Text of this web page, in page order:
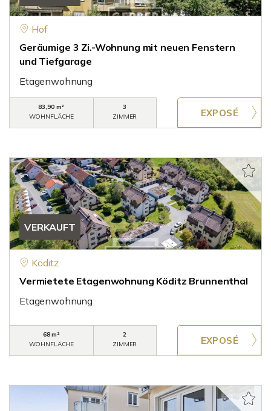
Hof
Geräumige 3 Zi.-Wohnung mit neuen Fenstern
und Tiefgarage
Etagenwohnung
83,90 m²
WOHNFLÄCHE
3
ZIMMER
VERKAUFT
Köditz
Vermietete Etagenwohnung Köditz Brunnenthal
Etagenwohnung
68 m²
WOHNFLÄCHE
2
ZIMMER